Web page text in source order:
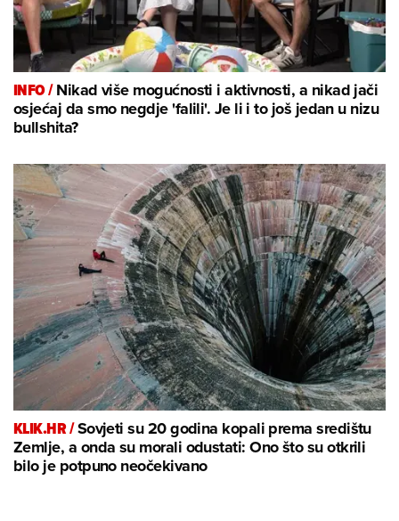
INFO /Nikad više mogućnosti i aktivnosti, a nikad jači
osjećaj da smo negdje 'falili'. Je li i to još jedan u nizu
bullshita?
KLIK.HR /Sovjeti su 20 godina kopali prema središtu
Zemlje, a onda su morali odustati: Ono što su otkrili
bilo je potpuno neočekivano